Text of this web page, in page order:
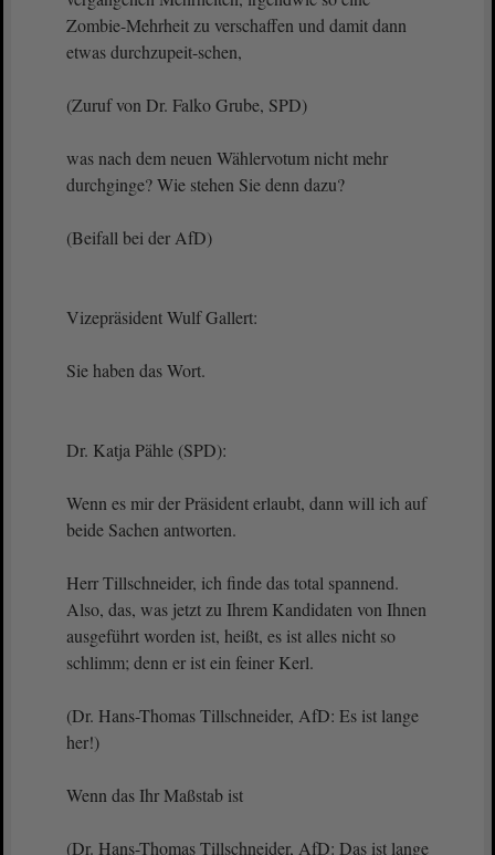
Zombie-Mehrheit zu verschaffen und damit dann
etwas durchzupeit-schen,
(Zuruf von Dr. Falko Grube, SPD)
was nach dem neuen Wählervotum nicht mehr
durchginge? Wie stehen Sie denn dazu?
(Beifall bei der AfD)
Vizepräsident Wulf Gallert:
Sie haben das Wort.
Dr. Katja Pähle (SPD):
Wenn es mir der Präsident erlaubt, dann will ich auf
beide Sachen antworten.
Herr Tillschneider, ich finde das total spannend.
Also, das, was jetzt zu Ihrem Kandidaten von Ihnen
ausgeführt worden ist, heißt, es ist alles nicht so
schlimm; denn er ist ein feiner Kerl.
(Dr. Hans-Thomas Tillschneider, AfD: Es ist lange
her!)
Wenn das Ihr Maßstab ist
(Dr. Hans-Thomas Tillschneider, AfD: Das ist lange